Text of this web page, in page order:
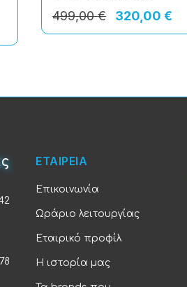
320,00 €
499,00 €
ΕΤΑΙΡΕΙΑ
Επικοινωνία
Ωράριο λειτουργίας
Εταιρικό προφίλ
Η ιστορία μας